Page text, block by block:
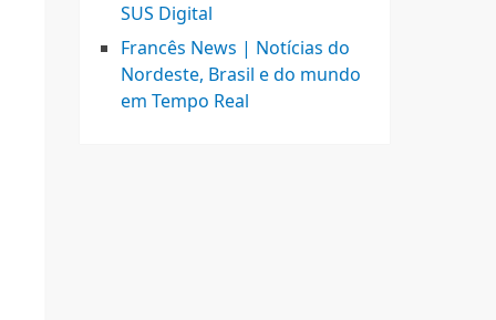
SUS Digital
Francês News | Notícias do
Nordeste, Brasil e do mundo
em Tempo Real